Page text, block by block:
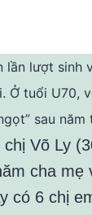
lần lượt sinh
Ở tuổi U70,
sau
Võ Ly
cha mẹ
có 6 chị